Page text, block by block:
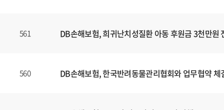
561 DB손해보험, 희귀난치성질환 아동 후원금 3천만원
560 DB손해보험, 한국반려동물관리협회와 업무협약 체